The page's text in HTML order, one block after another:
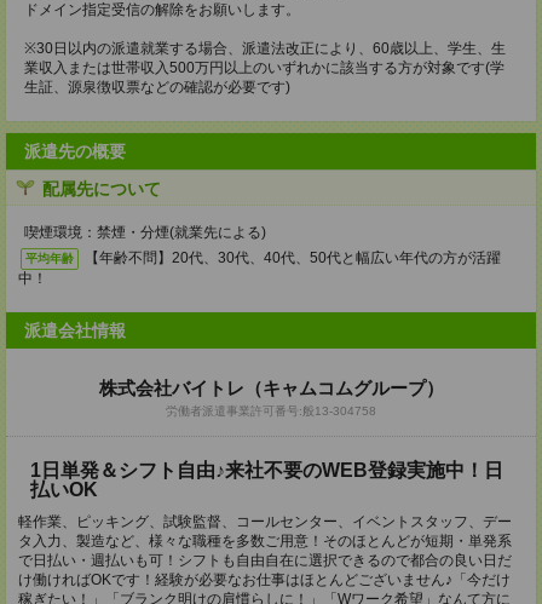
ドメイン指定受信の解除をお願いします。
※30日以内の派遣就業する場合、派遣法改正により、60歳以上、学生、生
業収入または世帯収入500万円以上のいずれかに該当する方が対象です(学
生証、源泉徴収票などの確認が必要です)
派遣先の概要
配属先について
喫煙環境：禁煙・分煙(就業先による)
平均年齢
【年齢不問】20代、30代、40代、50代と幅広い年代の方が活躍
中！
派遣会社情報
株式会社バイトレ（キャムコムグループ）
労働者派遣事業許可番号:般13-304758
1日単発＆シフト自由♪来社不要のWEB登録実施中！日
払いOK
軽作業、ピッキング、試験監督、コールセンター、イベントスタッフ、デー
タ入力、製造など、様々な職種を多数ご用意！そのほとんどが短期・単発系
で日払い・週払いも可！シフトも自由自在に選択できるので都合の良い日だ
け働ければOKです！経験が必要なお仕事はほとんどございません♪「今だけ
稼ぎたい！」「ブランク明けの肩慣らしに！」「Wワーク希望」なんて方に